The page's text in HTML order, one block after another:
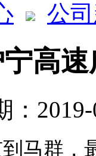
公
高
：
马群，